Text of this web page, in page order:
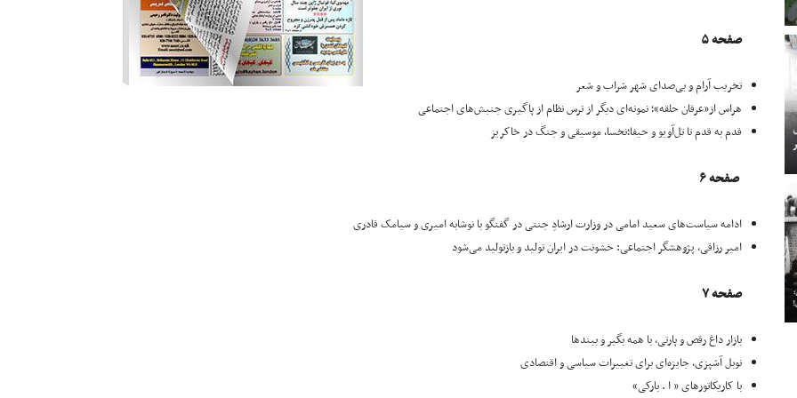
صفحه ۵
تخریب آرام و بی‌صدای شهر شراب و شعر
هراس از«عرفان حلقه»؛ نمونه‌ای دیگر از ترس نظام از پاگیری جنبش‌های اجتماعی
قدم به قدم تا تل‌آویو و حیفا؛نخسا، موسیقی و جنگ در خاکریز
صفحه ۶
ادامه سیاست‌های سعید امامی در وزارت ارشادِ جنتی در گفتگو با نوشابه امیری و سیامک قادری
امیر رزاقی، پژوهشگر اجتماعی: خشونت در ایران تولید و بازتولید می‌شود
صفحه ۷
بازار داغ رقص و پارتی، با همه بگیر و ببندها
نوبل آشپزی، جایزه‌ای برای تغییرات سیاسی و اقتصادی
با کاریکاتورهای « ا . بارکی»